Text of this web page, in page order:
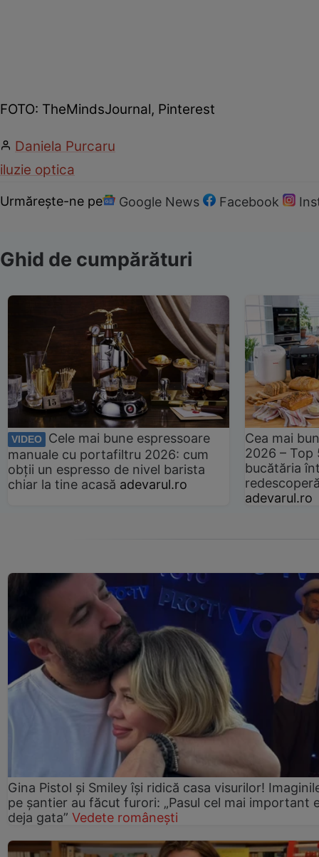
FOTO: TheMindsJournal, Pinterest
Daniela Purcaru
iluzie optica
Urmărește-ne pe Google News Facebook
Ghid de cumpărături
VIDEO
Cele mai bune espressoare
manuale cu portafiltru 2026: cum
obții un espresso de nivel barista
chiar la tine acasă adevarul.ro
Cea mai
2026 –
bucătăria
adevarul.ro
Gina Pistol și Smiley își ridică casa visurilor!
pe șantier au făcut furori: „Pasul cel mai important
deja gata” Vedete românești